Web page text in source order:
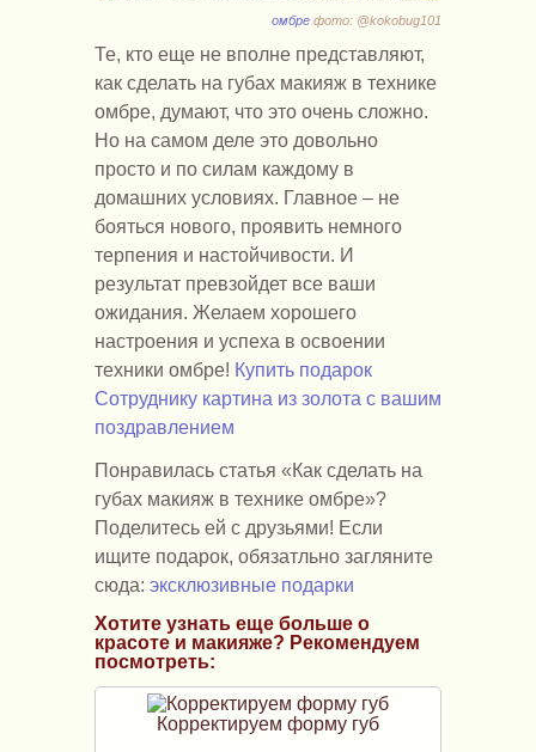
омбре фото: @kokobug101
Те, кто еще не вполне представляют,
как сделать на губах макияж в технике
омбре, думают, что это очень сложно.
Но на самом деле это довольно
просто и по силам каждому в
домашних условиях. Главное – не
бояться нового, проявить немного
терпения и настойчивости. И
результат превзойдет все ваши
ожидания. Желаем хорошего
настроения и успеха в освоении
техники омбре! Купить подарок
Сотруднику картина из золота с вашим
поздравлением
Понравилась статья «Как сделать на
губах макияж в технике омбре»?
Поделитесь ей с друзьями! Если
ищите подарок, обязатльно загляните
сюда: эксклюзивные подарки
Хотите узнать еще больше о
красоте и макияже? Рекомендуем
посмотреть:
Корректируем форму губ